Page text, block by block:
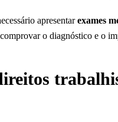
apresentarexames
o diagnóstico e o